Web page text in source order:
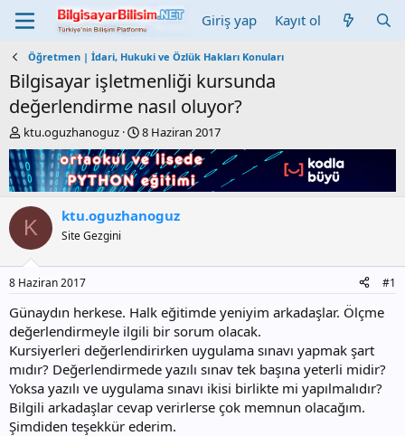
Giriş yap Kayıt ol
Öğretmen | İdari, Hukuki ve Özlük Hakları Konuları
Bilgisayar işletmenliği kursunda
değerlendirme nasıl oluyor?
K
o
n
b
u
y
u
b
a
ş
l
a
t
a
n
ktu.oguzhanoguz
B
a
ş
l
a
n
a
r
i
h
i
8 Haziran 2017
K ktu.oguzhanoguz
Site Gezgini
8 Haziran 2017 #1
Günaydın herkese. Halk eğitimde yeniyim arkadaşlar. Ölçme
değerlendirmeyle ilgili bir sorum olacak.
Kursiyerleri değerlendirirken uygulama sınavı yapmak şart
mıdır? Değerlendirmede yazılı sınav tek başına yeterli midir?
Yoksa yazılı ve uygulama sınavı ikisi birlikte mi yapılmalıdır?
Bilgili arkadaşlar cevap verirlerse çok memnun olacağım.
Şimdiden teşekkür ederim.